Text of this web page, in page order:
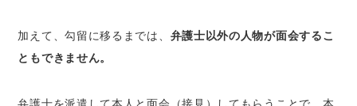
加えて、勾留に移るまでは、 弁護士以外の人物が面会するこ
ともできません。